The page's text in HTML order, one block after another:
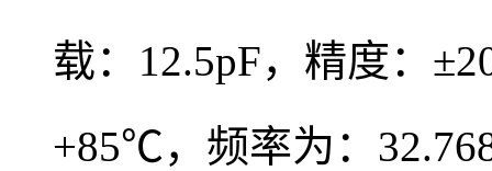
载：12.5pF，精度：
+85℃，频率为：